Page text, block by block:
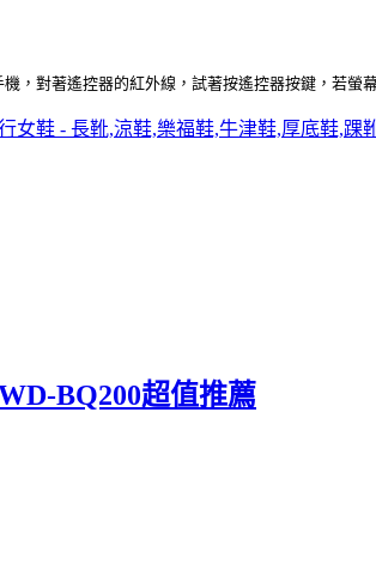
，對著遙控器的紅外線，試著按遙控器按鍵，若
女鞋 - 長靴,涼鞋,樂福鞋,牛津鞋,厚底鞋,踝
BQ200超值推薦